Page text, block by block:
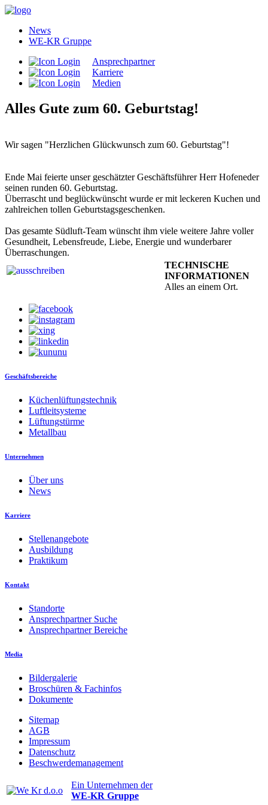
News
WE-KR Gruppe
Ansprechpartner
Karriere
Medien
Alles Gute zum 60. Geburtstag!
Wir sagen "Herzlichen Glückwunsch zum 60. Geburtstag"!
Ende Mai feierte unser geschätzter Geschäftsführer Herr Hofeneder
seinen runden 60. Geburtstag.
Überrascht und beglückwünscht wurde er mit leckeren Kuchen und
zahlreichen tollen Geburtstagsgeschenken.
Das gesamte Südluft-Team wünscht ihm viele weitere Jahre voller
Gesundheit, Lebensfreude, Liebe, Energie und wunderbarer
Überraschungen.
TECHNISCHE
INFORMATIONEN
Alles an einem Ort.
Geschäftsbereiche
Küchenlüftungstechnik
Luftleitsysteme
Lüftungstürme
Metallbau
Unternehmen
Über uns
News
Karriere
Stellenangebote
Ausbildung
Praktikum
Kontakt
Standorte
Ansprechpartner Suche
Ansprechpartner Bereiche
Media
Bildergalerie
Broschüren & Fachinfos
Dokumente
Sitemap
AGB
Impressum
Datenschutz
Beschwerdemanagement
Ein Unternehmen der
WE-KR Gruppe